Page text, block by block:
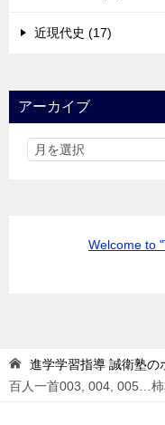
近現代史 (17)
アーカイブ
Welcome to
進学学習指導 誠衛塾の
百人一首003, 004, 005…